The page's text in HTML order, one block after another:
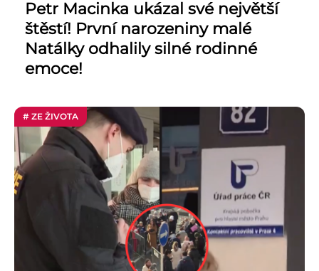
Petr Macinka ukázal své největší
štěstí! První narozeniny malé
Natálky odhalily silné rodinné
emoce!
# ZE ŽIVOTA